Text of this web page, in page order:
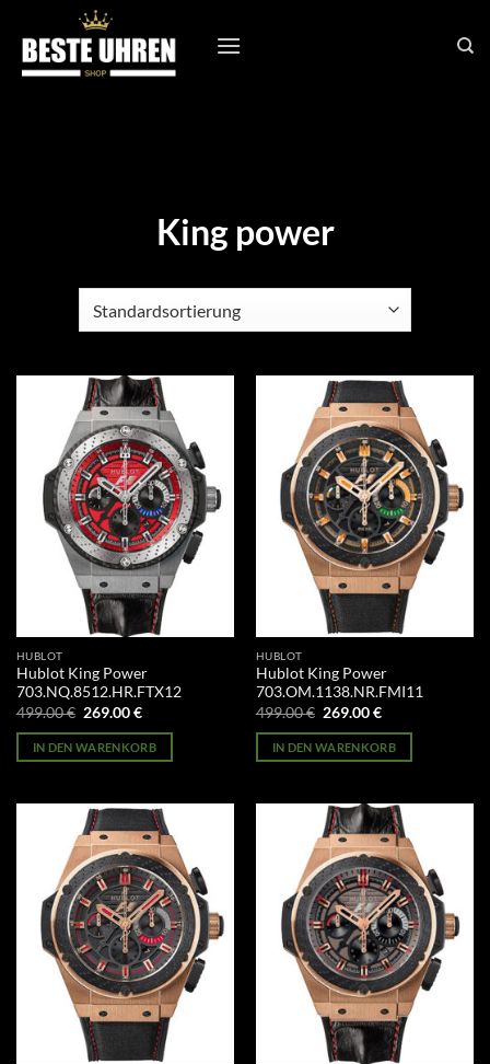
Inhalt
springen
King power
HUBLOT
Hublot King Power
703.NQ.8512.HR.FTX12
499.00€ Ursprünglicher
war:
499.00 €
269.00€Aktueller
ist:
269.00 €.
IN DEN WARENKORB
HUBLOT
Hublot King Power
703.OM.1138.NR.FMI11
499.00€ Ursprünglicher
war:
499.00 €
269.00€Aktueller
ist:
269.00 €.
IN DEN WARENKORB